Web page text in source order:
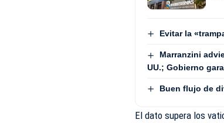
Evitar la
Marranzini
UU.; Gobierno
Buen flujo de
El dato supera los